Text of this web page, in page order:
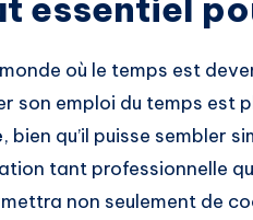
où le temps est
son emploi du temps est
, bien qu’il puisse sembler
tant professionnelle
non seulement de